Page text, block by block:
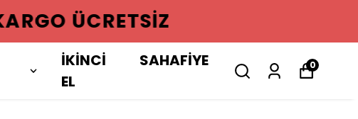
ÜCRETSIZ
İKİNCİ
EL
SAHAFİYE 0